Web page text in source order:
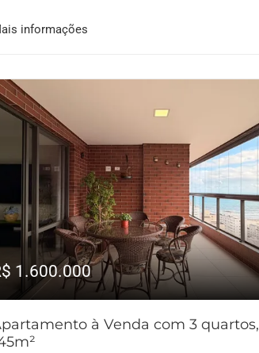
informações
1.600.000
à Venda com 3 quartos,